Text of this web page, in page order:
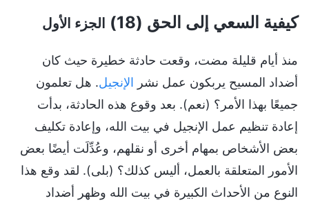
كيفية السعي إلى الحق (18) الجزء الأول
منذ أيام قليلة مضت، وقعت حادثة خطيرة حيث كان
أضداد المسيح يربكون عمل نشر الإنجيل. هل تعلمون
جميعًا بهذا الأمر؟ (نعم). بعد وقوع هذه الحادثة، بدأت
إعادة تنظيم عمل الإنجيل في بيت الله، وإعادة تكليف
بعض الأشخاص بمهام أخرى أو نقلهم، وعُدِّلَت أيضًا بعض
الأمور المتعلقة بالعمل، أليس كذلك؟ (بلى). لقد وقع هذا
النوع من الأحداث الكبيرة في بيت الله وظهر أضداد